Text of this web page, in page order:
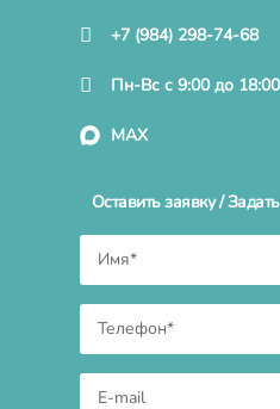
+7 (984) 298-74-68
Пн-Вс с 9:00 до 18:00
MAX
Оставить заявку /